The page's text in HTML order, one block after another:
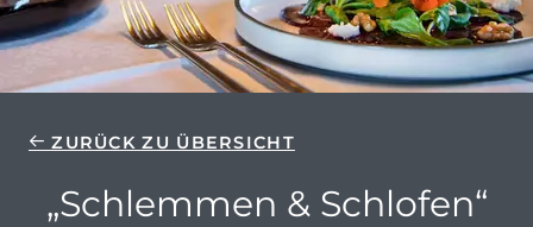
ZURÜCK ZU ÜBERSICHT
„Schlemmen & Schlofen“